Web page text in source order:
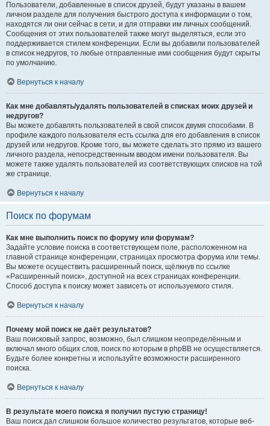
Пользователи, добавленные в список друзей, будут указаны в вашем
личном разделе для получения быстрого доступа к информации о том,
находятся ли они сейчас в сети, и для отправки им личных сообщений.
Сообщения от этих пользователей также могут выделяться, если это
поддерживается стилем конференции. Если вы добавили пользователей
в список недругов, то любые отправленные ими сообщения будут скрыты
по умолчанию.
Вернуться к началу
Как мне добавлять/удалять пользователей в списках моих друзей и
недругов?
Вы можете добавлять пользователей в свой список двумя способами. В
профиле каждого пользователя есть ссылка для его добавления в список
друзей или недругов. Кроме того, вы можете сделать это прямо из вашего
личного раздела, непосредственным вводом имени пользователя. Вы
можете также удалять пользователей из соответствующих списков на той
же странице.
Вернуться к началу
Поиск по форумам
Как мне выполнить поиск по форуму или форумам?
Задайте условие поиска в соответствующем поле, расположенном на
главной странице конференции, страницах просмотра форума или темы.
Вы можете осуществить расширенный поиск, щёлкнув по ссылке
«Расширенный поиск», доступной на всех страницах конференции.
Способ доступа к поиску может зависеть от используемого стиля.
Вернуться к началу
Почему мой поиск не даёт результатов?
Ваш поисковый запрос, возможно, был слишком неопределённым и
включал много общих слов, поиск по которым в phpBB не осуществляется.
Будьте более конкретны и используйте возможности расширенного
поиска.
Вернуться к началу
В результате моего поиска я получил пустую страницу!
Ваш поиск дал слишком большое количество результатов, которые веб-